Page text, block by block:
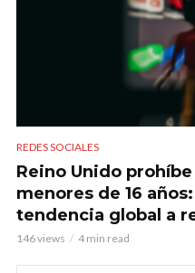
REDES SOCIALES
Reino Unido
menores de 16
tendencia global a
146 views 4 min read